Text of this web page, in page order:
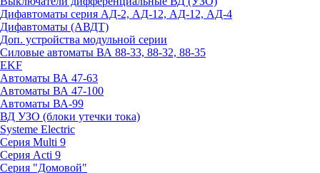
Дифавтоматы серия АД-2, АД-12, АД-12, АД-4
Дифавтоматы (АВДТ)
Доп. устройства модульной серии
Силовые автоматы ВА 88-33, 88-32, 88-35
EKF
Автоматы ВА 47-63
Автоматы ВА 47-100
Автоматы ВА-99
ВД УЗО (блоки утечки тока)
Systeme Electric
Серия Multi 9
Серия Acti 9
Серия "Домовой"